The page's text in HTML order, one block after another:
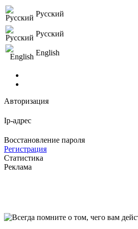
Русский
Русский
English
Авторизация
Ip-адрес
Восстановление пароля
Регистрация
Статистика
Реклама